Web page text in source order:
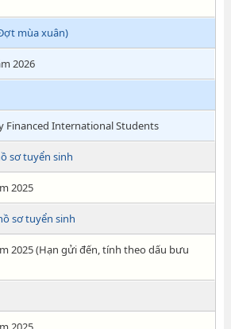
mùa xuân)
2026
Financed International Students
sơ tuyển sinh
2025
sơ tuyển sinh
2025 (Hạn gửi đến, tính theo dấu bưu